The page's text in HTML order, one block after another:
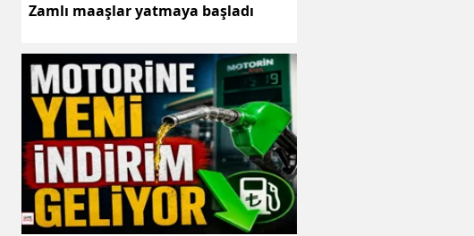
Zamlı maaşlar yatmaya başladı